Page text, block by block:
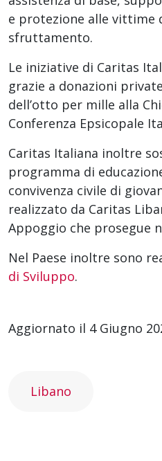
e protezione alle vittime
sfruttamento.
Le iniziative di Caritas
grazie a donazioni
dell’otto per mille alla
Conferenza Epsicopale
Caritas Italiana inoltre
programma di
convivenza civile di
realizzato da Caritas
Appoggio che prosegue
Nel Paese inoltre sono
di Sviluppo.
Aggiornato il 4 Giugno
Libano